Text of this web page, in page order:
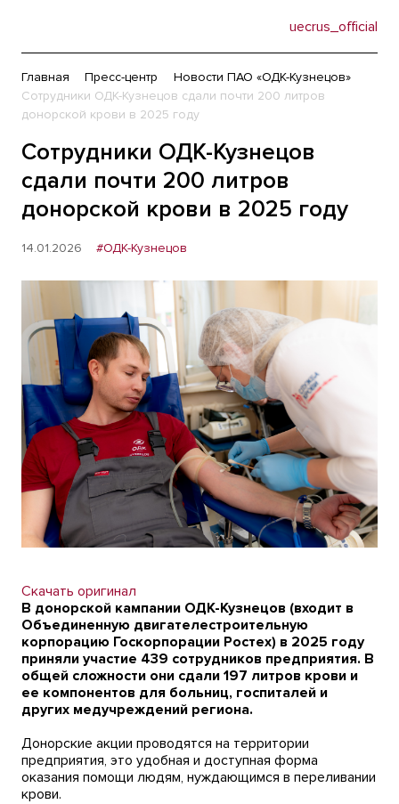
uecrus_official
Главная Пресс-центр
Новости ПАО «ОДК-Кузнецов»
Сотрудники ОДК-Кузнецов сдали почти 200 литров
донорской крови в 2025 году
Сотрудники ОДК-Кузнецов
сдали почти 200 литров
донорской крови в 2025 году
14.01.2026 #ОДК-Кузнецов
Скачать оригинал
В донорской кампании ОДК-Кузнецов (входит в
Объединенную двигателестроительную
корпорацию Госкорпорации Ростех) в 2025 году
приняли участие 439 сотрудников предприятия. В
общей сложности они сдали 197 литров крови и
ее компонентов для больниц, госпиталей и
других медучреждений региона.
Донорские акции проводятся на территории
предприятия, это удобная и доступная форма
оказания помощи людям, нуждающимся в переливании
крови.